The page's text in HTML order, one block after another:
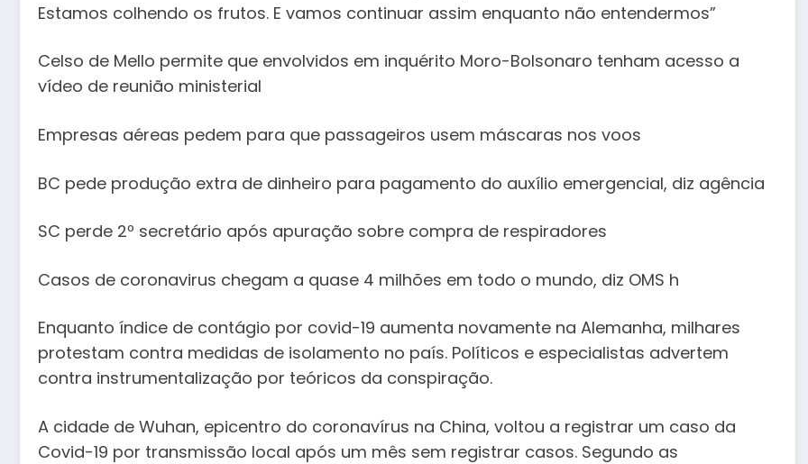
Estamos colhendo os frutos. E vamos continuar assim enquanto não entendermos”
Celso de Mello permite que envolvidos em inquérito Moro-Bolsonaro tenham acesso a
vídeo de reunião ministerial
Empresas aéreas pedem para que passageiros usem máscaras nos voos
BC pede produção extra de dinheiro para pagamento do auxílio emergencial, diz agência
SC perde 2º secretário após apuração sobre compra de respiradores
Casos de coronavirus chegam a quase 4 milhões em todo o mundo, diz OMS h
Enquanto índice de contágio por covid-19 aumenta novamente na Alemanha, milhares
protestam contra medidas de isolamento no país. Políticos e especialistas advertem
contra instrumentalização por teóricos da conspiração.
A cidade de Wuhan, epicentro do coronavírus na China, voltou a registrar um caso da
Covid-19 por transmissão local após um mês sem registrar casos. Segundo as